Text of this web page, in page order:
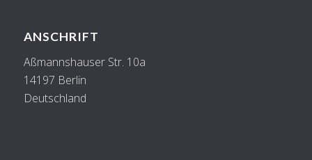
ANSCHRIFT
Aßmannshauser Str. 10a
14197 Berlin
Deutschland